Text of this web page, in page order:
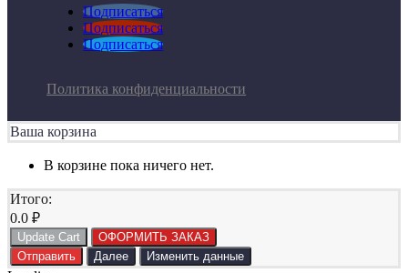
Подписаться
Подписаться
Подписаться
Политика конфиденциальности
Ваша корзина
В корзине пока ничего нет.
Итого:
0.0 ₽
Update Cart
ОФОРМИТЬ ЗАКАЗ
Отправить
Далее Изменить данные